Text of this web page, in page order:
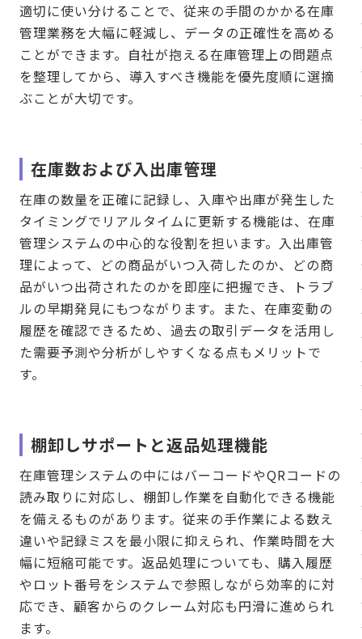
適切に使い分けることで、従来の手間のかかる在庫
管理業務を大幅に軽減し、データの正確性を高める
ことができます。自社が抱える在庫管理上の問題点
を整理してから、導入すべき機能を優先度順に選摘
ぶことが大切です。
在庫数および入出庫管理
在庫の数量を正確に記録し、入庫や出庫が発生した
タイミングでリアルタイムに更新する機能は、在庫
管理システムの中心的な役割を担います。入出庫管
理によって、どの商品がいつ入荷したのか、どの商
品がいつ出荷されたのかを即座に把握でき、トラブ
ルの早期発見にもつながります。また、在庫変動の
履歴を確認できるため、過去の取引データを活用し
た需要予測や分析がしやすくなる点もメリットで
す。
棚卸しサポートと返品処理機能
在庫管理システムの中にはバーコードやQRコードの
読み取りに対応し、棚卸し作業を自動化できる機能
を備えるものがあります。従来の手作業による数え
違いや記録ミスを最小限に抑えられ、作業時間を大
幅に短縮可能です。返品処理についても、購入履歴
やロット番号をシステムで参照しながら効率的に対
応でき、顧客からのクレーム対応も円滑に進められ
ます。